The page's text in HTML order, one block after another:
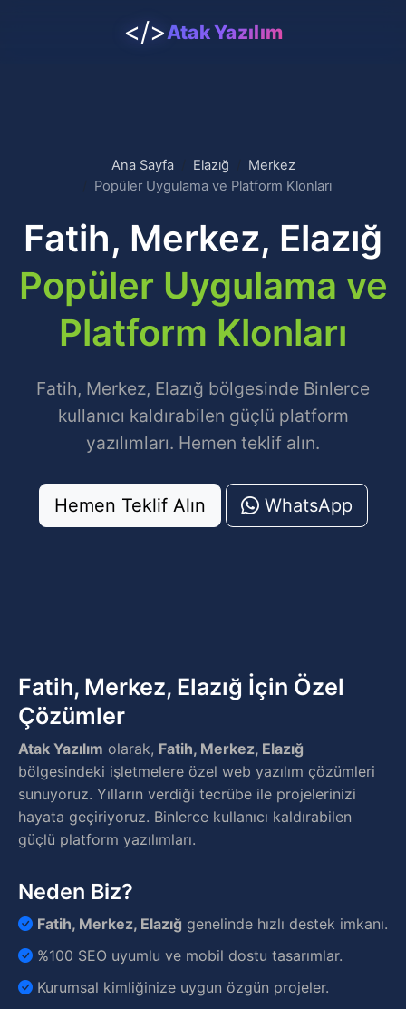
</>Atak Yazılım
Ana Sayfa Elazığ
Merkez
Popüler Uygulama ve Platform Klonları
Fatih, Merkez, Elazığ
Popüler Uygulama ve
Platform Klonları
Fatih, Merkez, Elazığ bölgesinde Binlerce
kullanıcı kaldırabilen güçlü platform
yazılımları. Hemen teklif alın.
Hemen Teklif Alın WhatsApp
Fatih, Merkez, Elazığ İçin Özel
Çözümler
Atak Yazılım olarak, Fatih, Merkez, Elazığ
bölgesindeki işletmelere özel web yazılım çözümleri
sunuyoruz. Yılların verdiği tecrübe ile projelerinizi
hayata geçiriyoruz. Binlerce kullanıcı kaldırabilen
güçlü platform yazılımları.
Neden Biz?
Fatih, Merkez, Elazığ genelinde hızlı destek imkanı.
%100 SEO uyumlu ve mobil dostu tasarımlar.
Kurumsal kimliğinize uygun özgün projeler.